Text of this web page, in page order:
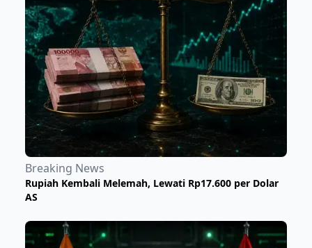
Breaking News
Rupiah Kembali Melemah, Lewati Rp17.600 per Dolar
AS